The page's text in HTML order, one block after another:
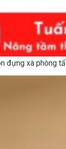
đựng xà phòng